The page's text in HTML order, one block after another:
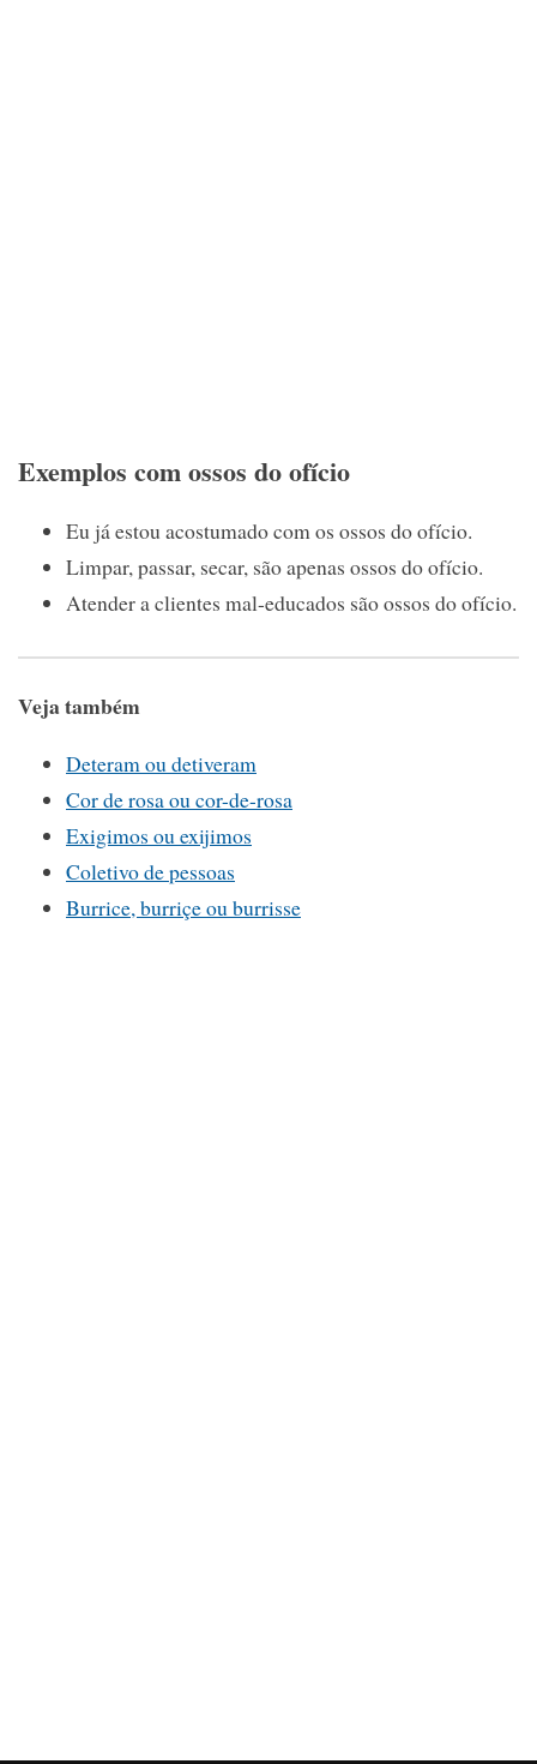
Exemplos com ossos do ofício
Eu já estou acostumado com os ossos do ofício.
Limpar, passar, secar, são apenas ossos do ofício.
Atender a clientes mal-educados são ossos do ofício.
Veja também
Deteram ou detiveram
Cor de rosa ou cor-de-rosa
Exigimos ou exijimos
Coletivo de pessoas
Burrice, burriçe ou burrisse